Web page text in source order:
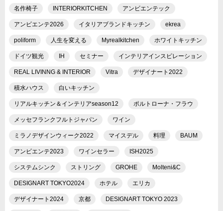
名作椅子 INTERIORKITCHEN アンビエンテック
アンビエンテ2026 イタリアブランドキッチン ekrea
poliform 人生を変える Myrealkitchen ホワイトキッチン
ドイツ観光 IH セミナー インテリアインスピレーション
REAL LIVINNG & INTERIOR Vitra デザイナート2022
積水ハウス 白いキッチン
リアルキッチン＆インテリアseason12 ポルトローナ・フラウ
メッセフランクフルトジャパン ワイン
ミラノデザインウィーク2022 マイスデル 料理 BAUM
アンビエンテ2023 ワインセラー ISH2025
システムシンク ストリング GROHE Molteni&C
DESIGNART TOKYO2024 ホテル エリカ
デザイナート2024 京都 DESIGNART TOKYO 2023